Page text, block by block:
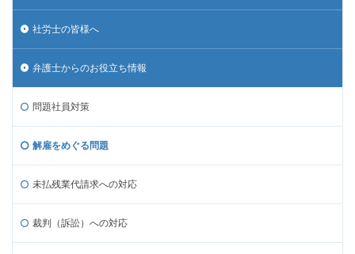
社労士の皆様へ
弁護士からのお役立ち情報
問題社員対策
解雇をめぐる問題
未払残業代請求への対応
裁判（訴訟）への対応